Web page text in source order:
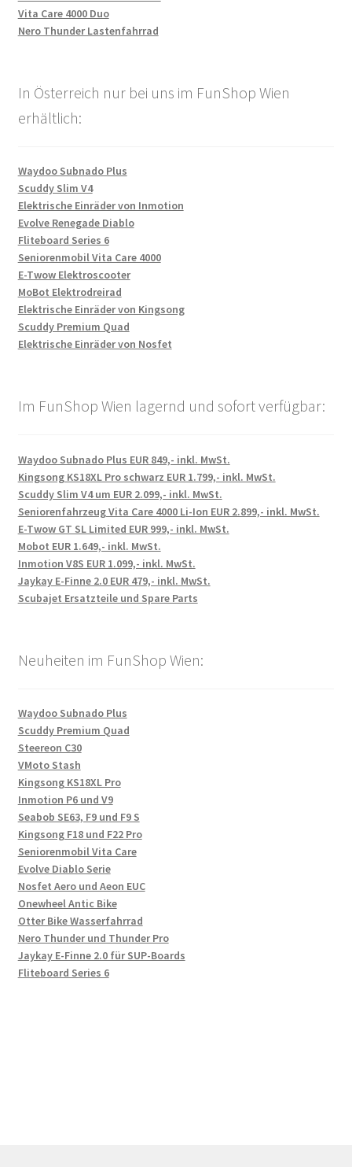
Vita Care 4000 Duo
Nero Thunder Lastenfahrrad
In Österreich nur bei uns im FunShop Wien
erhältlich:
Waydoo Subnado Plus
Scuddy Slim V4
Elektrische Einräder von Inmotion
Evolve Renegade Diablo
Fliteboard Series 6
Seniorenmobil Vita Care 4000
E-Twow Elektroscooter
MoBot Elektrodreirad
Elektrische Einräder von Kingsong
Scuddy Premium Quad
Elektrische Einräder von Nosfet
Im FunShop Wien lagernd und sofort verfügbar:
Waydoo Subnado Plus EUR 849,- inkl. MwSt.
Kingsong KS18XL Pro schwarz EUR 1.799,- inkl. MwSt.
Scuddy Slim V4 um EUR 2.099,- inkl. MwSt.
Seniorenfahrzeug Vita Care 4000 Li-Ion EUR 2.899,- inkl. MwSt.
E-Twow GT SL Limited EUR 999,- inkl. MwSt.
Mobot EUR 1.649,- inkl. MwSt.
Inmotion V8S EUR 1.099,- inkl. MwSt.
Jaykay E-Finne 2.0 EUR 479,- inkl. MwSt.
Scubajet Ersatzteile und Spare Parts
Neuheiten im FunShop Wien:
Waydoo Subnado Plus
Scuddy Premium Quad
Steereon C30
VMoto Stash
Kingsong KS18XL Pro
Inmotion P6 und V9
Seabob SE63, F9 und F9 S
Kingsong F18 und F22 Pro
Seniorenmobil Vita Care
Evolve Diablo Serie
Nosfet Aero und Aeon EUC
Onewheel Antic Bike
Otter Bike Wasserfahrrad
Nero Thunder und Thunder Pro
Jaykay E-Finne 2.0 für SUP-Boards
Fliteboard Series 6